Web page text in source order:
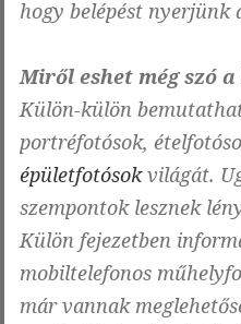
hogy belépést nyerjünk
Miről eshet még szó
Külön-külön
portréfotósok,
épületfotósokvilágát.
szempontok lesznek
Külön fejezetben
mobiltelefonos
már vannak